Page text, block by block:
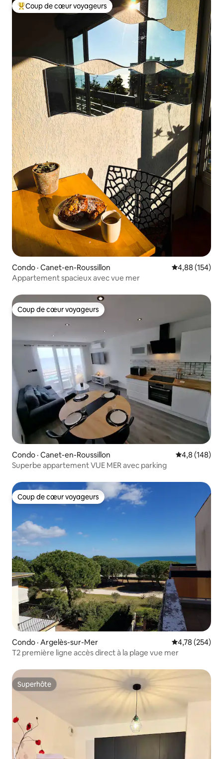
Coup de cœur voyageurs parmi les plus aimés
Coup de cœur voyageurs
Condo · Canet-en-Roussillon Note
4,88 (154)
Appartement spacieux avec vue mer
Coup de cœur voyageurs
Coup de cœur voyageurs
Condo · Canet-en-Roussillon Note
4,8 (148)
Superbe appartement VUE MER avec parking
Coup de cœur voyageurs
Coup de cœur voyageurs
Condo · Argelès-sur-Mer Note
4,78 (254)
T2 première ligne accès direct à la plage vue mer
Superhôte
Superhôte